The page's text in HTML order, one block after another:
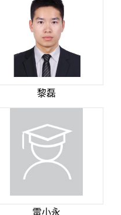
黎磊
雷小永